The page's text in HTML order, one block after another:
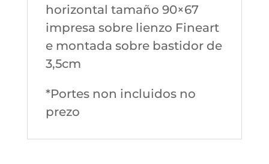
horizontal tamaño 90×67
impresa sobre lienzo Fineart
e montada sobre bastidor de
3,5cm
*Portes non incluidos no
prezo